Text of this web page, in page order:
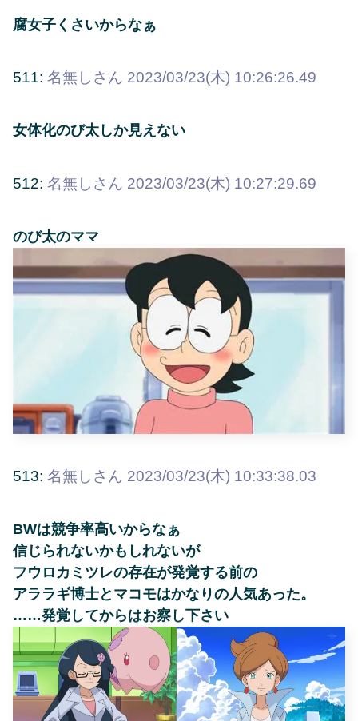
腐女子くさいからなぁ
511: 名無しさん 2023/03/23(木) 10:26:26.49
女体化のび太しか見えない
512: 名無しさん 2023/03/23(木) 10:27:29.69
のび太のママ
513: 名無しさん 2023/03/23(木) 10:33:38.03
BWは競争率高いからなぁ
信じられないかもしれないが
フウロカミツレの存在が発覚する前の
アララギ博士とマコモはかなりの人気あった。
……発覚してからはお察し下さい